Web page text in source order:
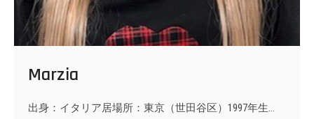
Marzia
出身：イタリア居場所：東京（世田谷区）1997年生…